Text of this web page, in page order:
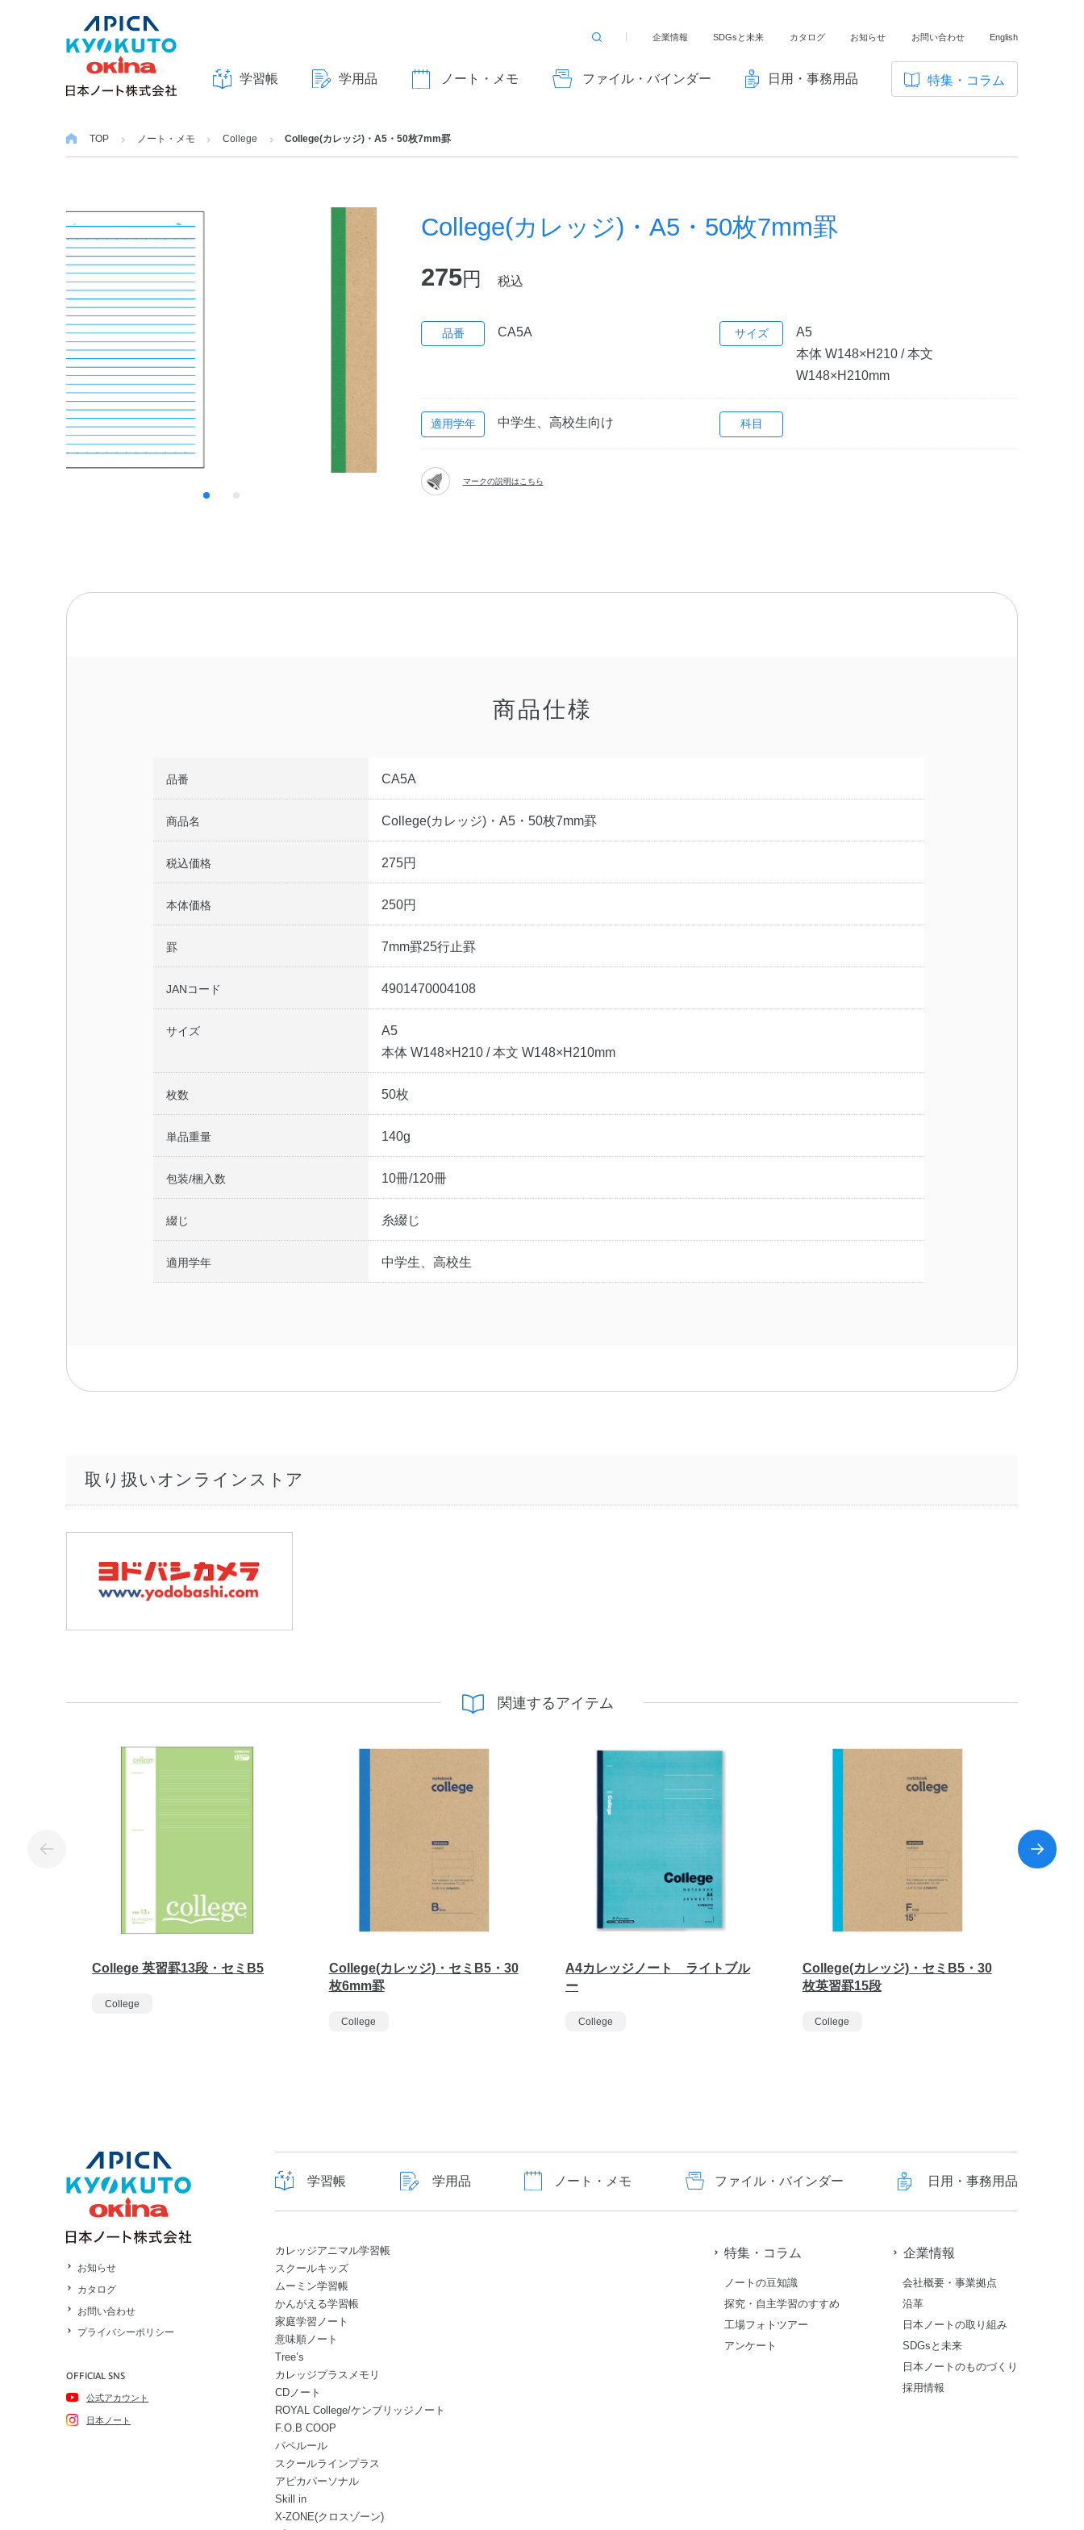
ッ
プ
学習帳 学用品 ノート・メモ ファイル・バインダー 日用・事務用品 特集・コラム
検
る
企業情報 SDGsと未来 カタログ お知らせ お問い合わせ English
TOP ノート・メモ College College(カレッジ)・A5・50枚7mm罫
College(カレッジ)・A5・50枚7mm罫
275円 税込
品番 CA5A サイズ
A5
本体 W148×H210 / 本文
W148×H210mm
適用学年 中学生、高校生向け 科目
マークの説明はこちら
商品仕様
品番 CA5A
商品名 College(カレッジ)・A5・50枚7mm罫
税込価格 275円
本体価格 250円
罫 7mm罫25行止罫
JANコード 4901470004108
サイズ
A5
本体 W148×H210 / 本文 W148×H210mm
枚数 50枚
単品重量 140g
包装/梱入数 10冊/120冊
綴じ 糸綴じ
適用学年 中学生、高校生
取り扱いオンラインストア
関連するアイテム
College 英習罫13段・セミB5
College
College(カレッジ)・セミB5・30
枚6mm罫
College
A4カレッジノート ライトブル
ー
College
College(カレッジ)・セミB5・30
枚英習罫15段
College
お知らせ
カタログ
お問い合わせ
プライバシーポリシー
OFFICIAL SNS
公式アカウント
日本ノート
学習帳 学用品 ノート・メモ ファイル・バインダー 日用・事務用品
カレッジアニマル学習帳
スクールキッズ
ムーミン学習帳
かんがえる学習帳
家庭学習ノート
意味順ノート
Tree’s
カレッジプラスメモリ
CDノート
ROYAL College/ケンブリッジノート
F.O.B COOP
パペルール
スクールラインプラス
アピカパーソナル
Skill in
X-ZONE(クロスゾーン)
特集・コラム
ノートの豆知識
探究・自主学習のすすめ
工場フォトツアー
アンケート
企業情報
会社概要・事業拠点
沿革
日本ノートの取り組み
SDGsと未来
日本ノートのものづくり
採用情報